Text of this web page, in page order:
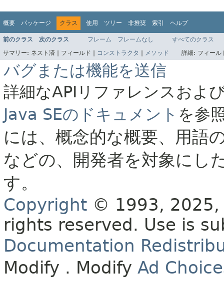
概要 パッケージ クラス 使用 ツリー 非推奨 索引 ヘルプ
前のクラス 次のクラス フレーム フレームなし
すべてのクラス
サマリー: ネスト済 | フィールド | コンストラクタ メソッド 詳細: フィー
バグまたは機能を送信
詳細なAPIリファレンスおよ
Java SEのドキュメント を参
には、概念的な概要、用語
などの、開発者を対象にし
す。
Copyright © 1993,
rights reserved. Use is
Documentation
Modify . Modify Ad